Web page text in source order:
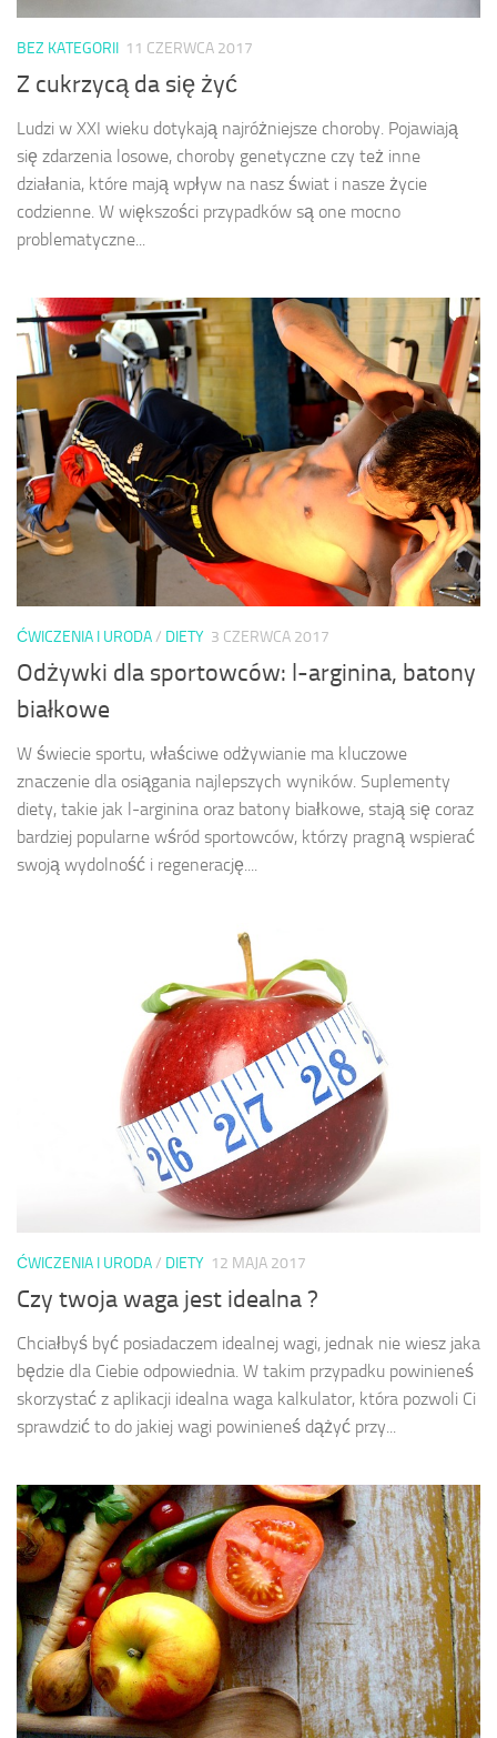
BEZ KATEGORII 11 CZERWCA 2017
Z cukrzycą da się żyć
Ludzi w XXI wieku dotykają najróżniejsze choroby. Pojawiają
się zdarzenia losowe, choroby genetyczne czy też inne
działania, które mają wpływ na nasz świat i nasze życie
codzienne. W większości przypadków są one mocno
problematyczne...
ĆWICZENIA I URODA/ DIETY 3 CZERWCA 2017
Odżywki dla sportowców: l-arginina, batony
białkowe
W świecie sportu, właściwe odżywianie ma kluczowe
znaczenie dla osiągania najlepszych wyników. Suplementy
diety, takie jak l-arginina oraz batony białkowe, stają się coraz
bardziej popularne wśród sportowców, którzy pragną wspierać
swoją wydolność i regenerację....
ĆWICZENIA I URODA/ DIETY 12 MAJA 2017
Czy twoja waga jest idealna ?
Chciałbyś być posiadaczem idealnej wagi, jednak nie wiesz jaka
będzie dla Ciebie odpowiednia. W takim przypadku powinieneś
skorzystać z aplikacji idealna waga kalkulator, która pozwoli Ci
sprawdzić to do jakiej wagi powinieneś dążyć przy...